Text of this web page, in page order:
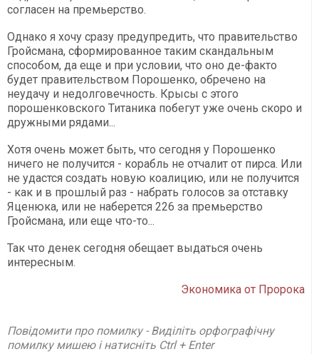
согласен на премьерство.
Однако я хочу сразу предупредить, что правительство
Гройсмана, сформированное таким скандальным
способом, да еще и при условии, что оно де-факто
будет правительством Порошенко, обречено на
неудачу и недолговечность. Крысы с этого
порошенковского Титаника побегут уже очень скоро и
дружными рядами...
Хотя очень может быть, что сегодня у Порошенко
ничего не получится - корабль не отчалит от пирса. Или
не удастся создать новую коалицию, или не получится
- как и в прошлый раз - набрать голосов за отставку
Яценюка, или не наберется 226 за премьерство
Гройсмана, или еще что-то...
Так что денек сегодня обещает выдаться очень
интересным.
Экономика от Пророка
Повідомити про помилку - Виділіть орфографічну
помилку мишею і натисніть Ctrl + Enter